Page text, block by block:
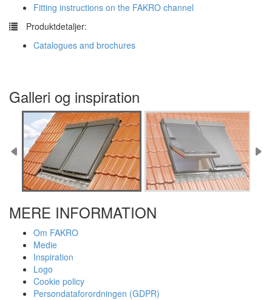
Fitting instructions on the FAKRO channel
Produktdetaljer:
Catalogues and brochures
Galleri og inspiration
MERE INFORMATION
Om FAKRO
Medie
Inspiration
Logo
Cookie policy
Persondataforordningen (GDPR)